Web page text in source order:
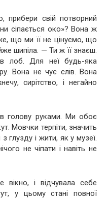
свій потворний
сіпається око»? Вона ж
що ми її не цінуємо, що
шипіла. — Ти ж її знаєш.
лоб. Для неї будь-яка
Вона не чує слів. Вона
сирітство, і негайно
голову руками. Ми обоє
Мовчки терпіти, значить
з глузду і жити, як у музеї.
не чіпати і навіть не
вікно, і відчувала себе
у цьому стані повної